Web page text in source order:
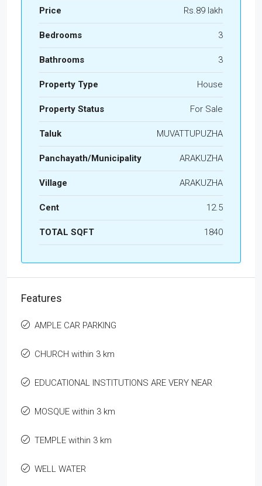
Price Rs.89 lakh
Bedrooms 3
Bathrooms 3
Property Type House
Property Status For Sale
Taluk MUVATTUPUZHA
Panchayath/Municipality ARAKUZHA
Village ARAKUZHA
Cent 12.5
TOTAL SQFT 1840
Features
AMPLE CAR PARKING
CHURCH within 3 km
EDUCATIONAL INSTITUTIONS ARE VERY NEAR
MOSQUE within 3 km
TEMPLE within 3 km
WELL WATER